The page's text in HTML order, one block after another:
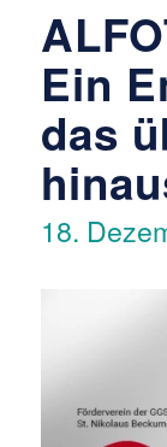
Ein
das
18.